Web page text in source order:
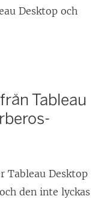
n
)
Desktop och
Tableau
Tableau Desktop
den inte lyckas